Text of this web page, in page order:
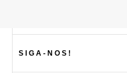
SIGA-NOS!